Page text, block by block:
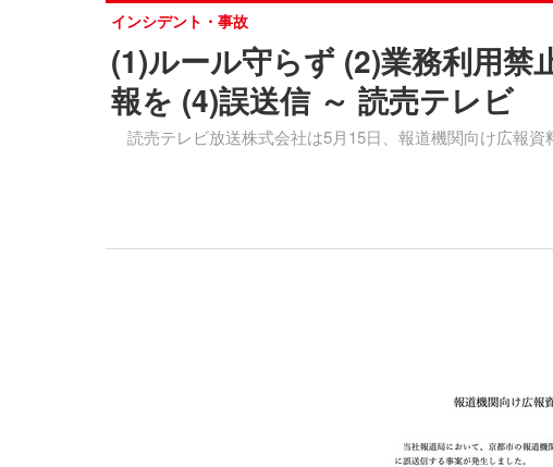
(1)ルール守らず (2)業務利用
報を (4)誤送信 ～ 読売テレビ
読売テレビ放送株式会社は5月15日、報道機関向け広報資
インシデント・事故